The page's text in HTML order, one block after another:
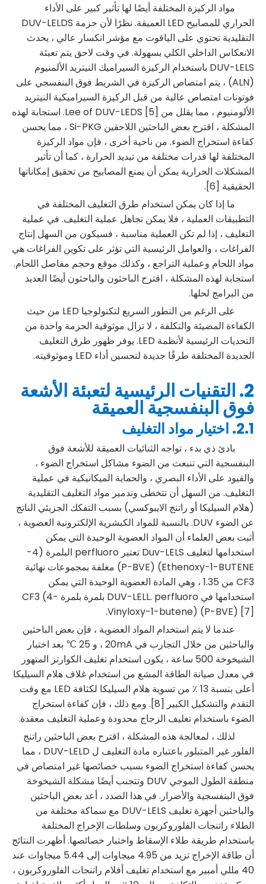
مواد الركيزة المختلفة أيضًا لها تأثير كبير على الأداء
الحراري للمصابيح LED العميقة. نظرًا لأن حزمة DUV-LELDS
التقليدية تحتوي على الياقوت مع مؤشر انكسار عالي ، يحدث
الانعكاس الداخلي الكلي بسهولة. في وقت لاحق يتم تعبئة
DUV-LELS باستخدام الركيزة السيراميك النيتريد الألمنيوم
(ALN) ، يتم امتصاص الركيزة في الشريط فوق البنفسجي على
فوتونات امتصاص عالية من قبل الركيزة السيراميكية النيتريد
الألومنيوم ، مما يقلل من Lee of DUV-LEDS [5]. استجابة لهذه
المشكلة ، اقترح بعض الباحثين اللاحقين Si-PKG ، مما يحسن
كفاءة استخراج الضوء. من ناحية أخرى ، فإن مواد الركيزة
المختلفة لها قدرات مختلفة من تبديد الحرارة ، كما أن تأثير
المشكلات الحرارية يمكن أن يمنع المصابيح من تحقيق إمكاناتها
الحقيقية [6].
ما إذا كان يمكن استخدام طرق التغليف المختلفة في
التطبيقات العملية ، فلا يمكن تجاهل عملية التغليف. في عملية
التغليف ، إذا لم تكن العملية مناسبة ، فسيكون من السهل إنتاج
الفراغات ، والعوامل الرئيسية التي تؤثر على تكوين الفراغات هي
مواد اللحام وعملية التراجع ، وكذلك موقع وحجم مفاصل اللحام.
استجابة لهذه المشكلة ، اقترح الباحثون والباحثون أيضًا العديد
من البرامج لحلها.
على الرغم من التطور السريع لتكنولوجيا LED من حيث
الكفاءة المضيئة والتكلفة ، لا تزال موثوقية الحزمة واحدة من
التحديات الرئيسية لأنظمة LED. يوفر ظهور طرق التغليف
الجديدة المختلفة طرقًا جديدة لتحسين أداء LED وموثوقيته.
2. التقنيات الرئيسية لتعبئة الأشعة
فوق البنفسجية العميقة
2.1. اختيار مواد التغليف
بادئ ذي بدء ، تواجه الثنائيات العميقة للأشعة فوق
البنفسجية التي تنبعث من الضوء مشاكل استخراج الضوء ،
والقيود على الأداء البصري ، والحماية الميكانيكية في عملية
التغليف. من السهل أن تتخطى وتدمير مواد التغليف التقليدية
(هلام السيليكا أو راتنج الايبوكسي) بسبب التفكك الجزيئي الناتج
عن الضوء DUV. بالنسبة للمواد الكبشرية الإلكترونية العضوية ،
أثبت بعض العلماء أن المواد العضوية الوحيدة التي يمكن
استخدامها لتغليف Duv-LELS تعتبر perfluoro البلمرة (4-
Ethenoxy-1-BUTENE) (P-BVE) مغلفة بمجموعات نهائية
CF3 من 1.35 ، وهي المادة العضوية الوحيدة التي يمكن
استخدامها في DUV-LELL. perfluoro بلمرة بلمرة CF3 (4-
Vinyloxy-1-butene) (P-BVE) [7].
عندما لا يتم استخدام المواد العضوية ، فإن بعض الباحثين
والباحثين من خلال التجارب في 20mA ، و 25 ℃ بعد اختبار
الشيخوخة 500 ساعة ، يكون استخدام تغليف الكوارتز المتهور
في معدل صيانة الطاقة المشع من استخدام غلاف هلام السيليكا
أعلى بنسبة 13 ٪ من تسوية هلام السيليكا لكثافة LED مع وقت
التقدم والتشكيل الكبير [8]. ومع ذلك ، فإن كفاءة استخراج
الضوء باستخدام تغليف الزجاج محدودة وعملية التغليف معقدة.
لذلك ، لمعالجة هذه المشكلة ، اقترح بعض الباحثين راتنج
الفلور غير المتبلور باعتباره مادة التغليف ل DUV-LELD ، مما
يحسن كفاءة استخراج الضوء بسبب خصائصها غير امتصاص في
منطقة الطول الموجي DUV وتتجنب أيضًا مشكلة الشيخوخة
فوق البنفسجية والأضرار. في هذا الصدد ، أعد بعض الباحثين
والباحثين أجهزة تغليف DUV-LELS مع سماكة مختلفة من
الطلاء راتنجات الفلوروكربون وسلطات الإخراج المختلفة
باستخدام طريقة طلاء الإسقاط واختبار خصائصها. أظهرت النتائج
أن طاقة الإخراج تزيد من 4.95 ميجاوات إلى 5.44 ميجاوات عند
40 مللي أمبير مع استخدام تغليف أفلام راتنجات الفلوروكربون ،